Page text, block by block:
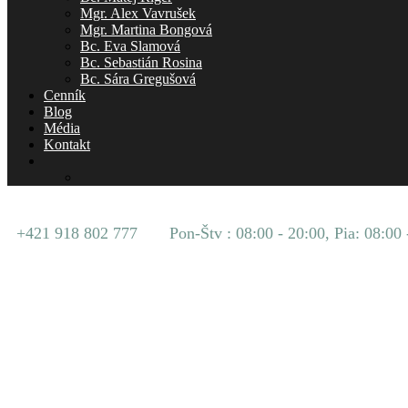
Mgr. Alex Vavrušek
Mgr. Martina Bongová
Bc. Eva Slamová
Bc. Sebastián Rosina
Bc. Sára Gregušová
Cenník
Blog
Média
Kontakt
+421 918 802 777 Pon-Štv : 08:00 - 20:00, Pia: 08:00